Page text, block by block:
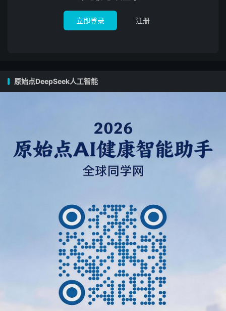
www.51ysd.club/zhysd.org/wiki/docs/html/64GBU.html
www.mdcsa.cn/ysdu
到如下自行下载：
阿里网盘（不限速）
www.aliyundrive.com/s/Y4
Z1nLdbgKV
亲爱的同学们，大家好！我是原始点学员志愿者阿军，
立即登录 注册
原始点DeepSeek人工智能